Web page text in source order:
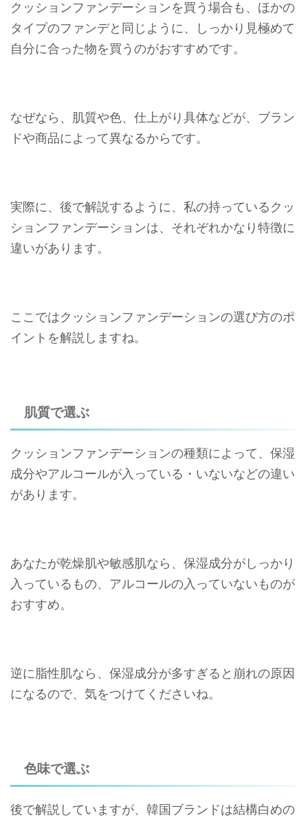
クッションファンデーションを買う場合も、ほかの
タイプのファンデと同じように、しっかり見極めて
自分に合った物を買うのがおすすめです。
なぜなら、肌質や色、仕上がり具体などが、ブラン
ドや商品によって異なるからです。
実際に、後で解説するように、私の持っているクッ
ションファンデーションは、それぞれかなり特徴に
違いがあります。
ここではクッションファンデーションの選び方のポ
イントを解説しますね。
肌質で選ぶ
クッションファンデーションの種類によって、保湿
成分やアルコールが入っている・いないなどの違い
があります。
あなたが乾燥肌や敏感肌なら、保湿成分がしっかり
入っているもの、アルコールの入っていないものが
おすすめ。
逆に脂性肌なら、保湿成分が多すぎると崩れの原因
になるので、気をつけてくださいね。
色味で選ぶ
後で解説していますが、韓国ブランドは結構白めの